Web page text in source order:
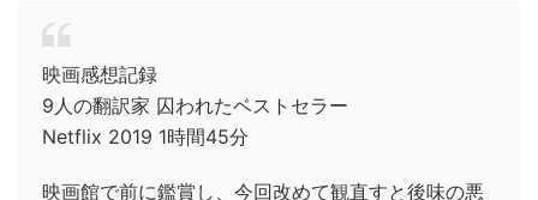
映画感想記録
9人の翻訳家 囚われたベストセラー
Netflix 2019 1時間45分
映画館で前に鑑賞し、今回改めて観直すと後味の悪